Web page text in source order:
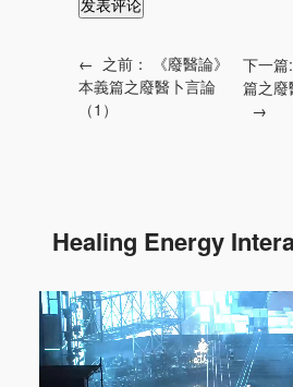
← 之前：
《廢醫論》
本義篇之廢醫卜言論
（1）
下一篇:
篇之廢
→
Healing Energy